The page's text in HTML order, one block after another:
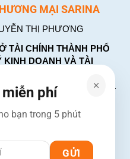
MẠI SARINA
THỊ PHƯƠNG
TÀI CHÍNH THÀNH PHỐ
KINH DOANH VÀ TÀI
Đăng ký lần đầu: ngày 26
thay đổi lần thứ: 4, ngày 31
Nội
12, Quận 10, TP. Hồ Chí
phí
bạn trong 5 phút